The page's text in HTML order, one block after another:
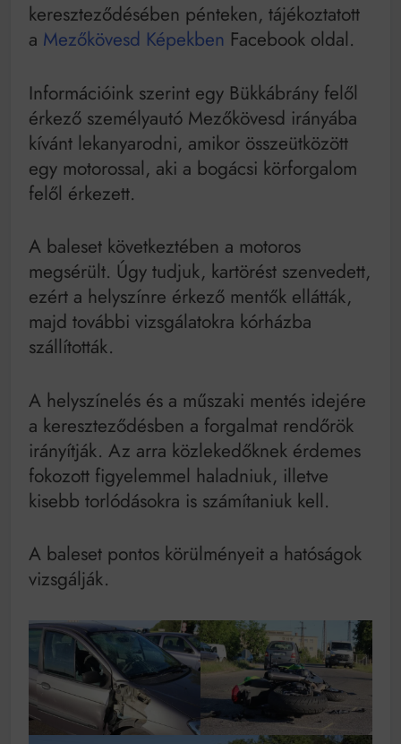
Bitumenes lapostetők: a bevált technológia akkor
működik, ha jól van felújítva
kereszteződésében pénteken, tájékoztatott
a Mezőkövesd Képekben Facebook oldal.
Információink szerint egy Bükkábrány felől
érkező személyautó Mezőkövesd irányába
kívánt lekanyarodni, amikor összeütközött
egy motorossal, aki a bogácsi körforgalom
felől érkezett.
A baleset következtében a motoros
megsérült. Úgy tudjuk, kartörést szenvedett,
ezért a helyszínre érkező mentők ellátták,
majd további vizsgálatokra kórházba
szállították.
A helyszínelés és a műszaki mentés idejére
a kereszteződésben a forgalmat rendőrök
irányítják. Az arra közlekedőknek érdemes
fokozott figyelemmel haladniuk, illetve
kisebb torlódásokra is számítaniuk kell.
A baleset pontos körülményeit a hatóságok
vizsgálják.